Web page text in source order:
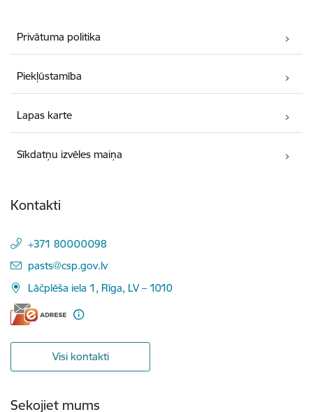
Privātuma politika
Piekļūstamība
Lapas karte
Sīkdatņu izvēles maiņa
Kontakti
+371 80000098
E-pasts:
pasts@csp.gov.lv
Lāčplēša iela 1, Rīga, LV – 1010
Visi kontakti
Sekojiet mums